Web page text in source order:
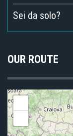
Sei da solo?
OUR ROUTE